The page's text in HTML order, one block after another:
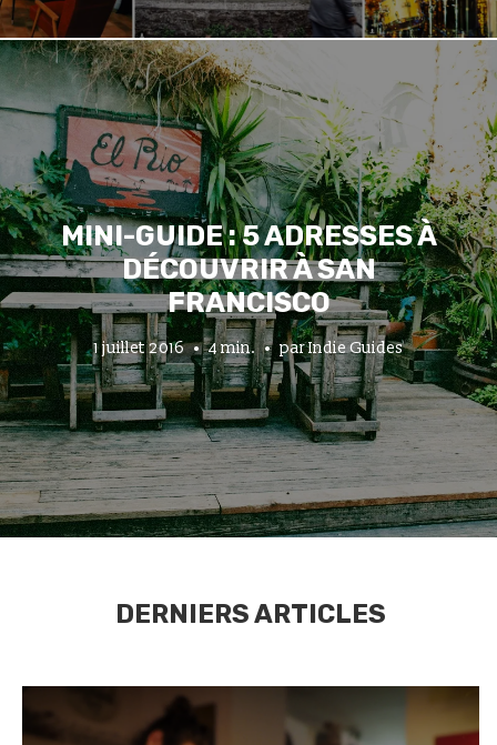
MINI-GUIDE : 5 ADRESSES À
DÉCOUVRIR À SAN
FRANCISCO
1 juillet 2016 4 min. parIndie Guides
DERNIERS ARTICLES